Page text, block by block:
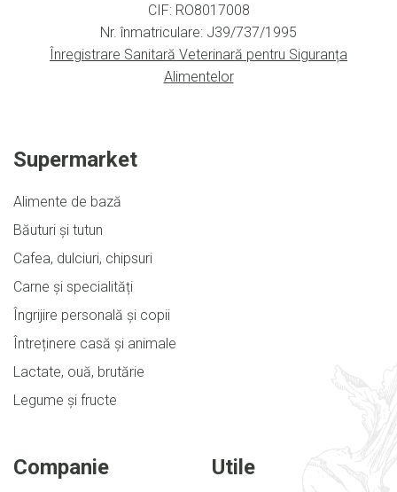
CIF: RO8017008
Nr. înmatriculare: J39/737/1995
Înregistrare Sanitară Veterinară pentru Siguranța
Alimentelor
Supermarket
Alimente de bază
Băuturi și tutun
Cafea, dulciuri, chipsuri
Carne și specialități
Îngrijire personală și copii
Întreținere casă și animale
Lactate, ouă, brutărie
Legume și fructe
Companie Utile